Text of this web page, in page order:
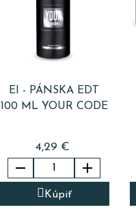
EI - PÁNSKA EDT
100 ML YOUR CODE
4,29 €
 
Kúpiť